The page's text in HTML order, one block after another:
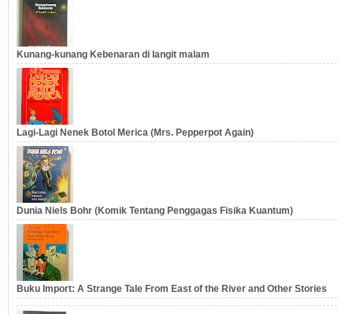
Kunang-kunang Kebenaran di langit malam
Lagi-Lagi Nenek Botol Merica (Mrs. Pepperpot Again)
Dunia Niels Bohr (Komik Tentang Penggagas Fisika Kuantum)
Buku Import: A Strange Tale From East of the River and Other Stories